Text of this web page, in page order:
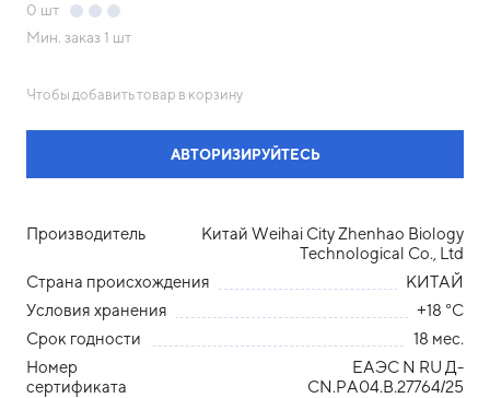
0 шт
Мин. заказ 1 шт
Чтобы добавить товар в корзину
АВТОРИЗИРУЙТЕСЬ
Производитель
Китай Weihai City Zhenhao Biology
Technological Co., Ltd
Страна происхождения
КИТАЙ
Условия хранения
+18 °С
Срок годности
18 мес.
Номер
сертификата
ЕАЭС N RU Д-
CN.РА04.В.27764/25